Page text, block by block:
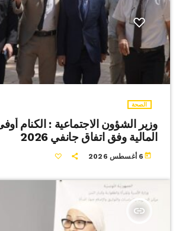
الصحة
وزير الشؤون الاجتماعية : الكنام
المالية وفق اتفاق جانفي 2026
today 6 أغسطس 2026
insert_link